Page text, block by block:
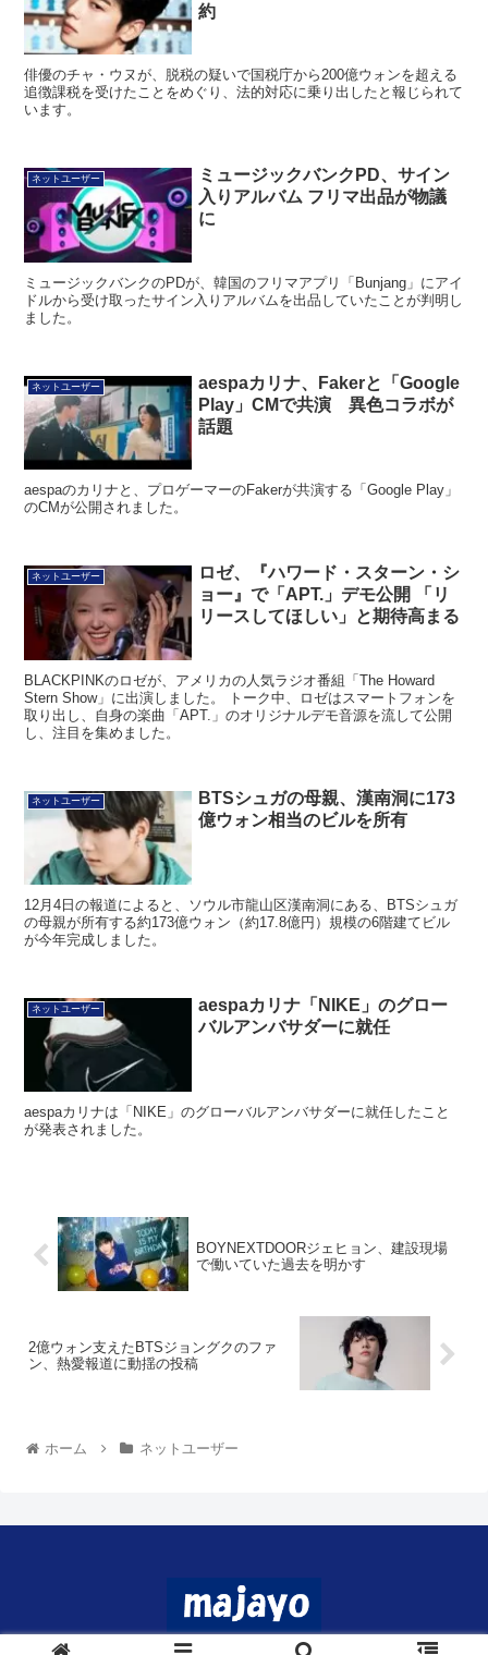
約
俳優のチャ・ウヌが、脱税の疑いで国税庁から200億ウォンを超える
追徴課税を受けたことをめぐり、法的対応に乗り出したと報じられて
います。
ネットユーザー
ミュージックバンクPD、サイン
入りアルバム フリマ出品が物議
に
ミュージックバンクのPDが、韓国のフリマアプリ「Bunjang」にアイ
ドルから受け取ったサイン入りアルバムを出品していたことが判明し
ました。
ネットユーザー
aespaカリナ、Fakerと「Google
Play」CMで共演 異色コラボが
話題
aespaのカリナと、プロゲーマーのFakerが共演する「Google Play」
のCMが公開されました。
ネットユーザー
ロゼ、『ハワード・スターン・シ
ョー』で「APT.」デモ公開 「リ
リースしてほしい」と期待高まる
BLACKPINKのロゼが、アメリカの人気ラジオ番組「The Howard
Stern Show」に出演しました。 トーク中、ロゼはスマートフォンを
取り出し、自身の楽曲「APT.」のオリジナルデモ音源を流して公開
し、注目を集めました。
ネットユーザー
BTSシュガの母親、漢南洞に173
億ウォン相当のビルを所有
12月4日の報道によると、ソウル市龍山区漢南洞にある、BTSシュガ
の母親が所有する約173億ウォン（約17.8億円）規模の6階建てビル
が今年完成しました。
ネットユーザー
aespaカリナ「NIKE」のグロー
バルアンバサダーに就任
aespaカリナは「NIKE」のグローバルアンバサダーに就任したこと
が発表されました。
BOYNEXTDOORジェヒョン、建設現場
で働いていた過去を明かす
2億ウォン支えたBTSジョングクのファ
ン、熱愛報道に動揺の投稿
ホーム ネットユーザー